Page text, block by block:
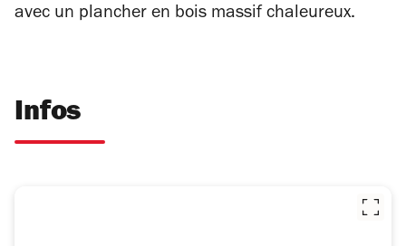
avec un plancher en bois massif chaleureux.
Infos